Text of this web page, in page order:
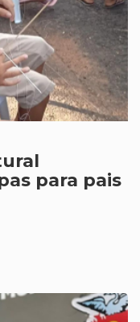
para pais